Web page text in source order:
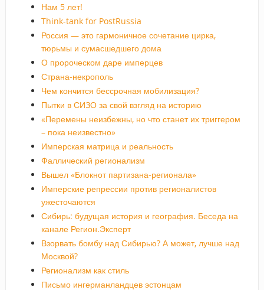
Нам 5 лет!
Think-tank for PostRussia
Россия — это гармоничное сочетание цирка,
тюрьмы и сумасшедшего дома
О пророческом даре имперцев
Страна-некрополь
Чем кончится бессрочная мобилизация?
Пытки в СИЗО за свой взгляд на историю
«Перемены неизбежны, но что станет их триггером
– пока неизвестно»
Имперская матрица и реальность
Фаллический регионализм
Вышел «Блокнот партизана-регионала»
Имперские репрессии против регионалистов
ужесточаются
Сибирь: будущая история и география. Беседа на
канале Регион.Эксперт
Взорвать бомбу над Сибирью? А может, лучше над
Москвой?
Регионализм как стиль
Письмо ингерманландцев эстонцам